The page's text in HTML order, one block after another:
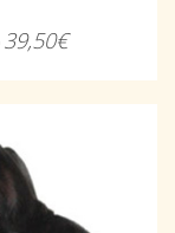
39,50€